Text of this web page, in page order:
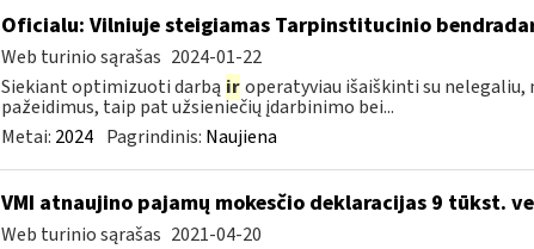
Oficialu: Vilniuje steigiamas Tarpinstitucinio
Web turinio sąrašas 2024-01-22
Siekiant optimizuoti darbą ir operatyviau išaiškinti su
pažeidimus, taip pat užsieniečių įdarbinimo bei...
Metai: 2024 Pagrindinis: Naujiena
VMI atnaujino pajamų mokesčio deklaracijas 9 tūkst.
Web turinio sąrašas 2021-04-20